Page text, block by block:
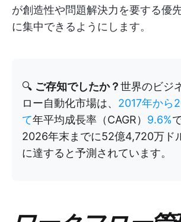
が創造性や問題解決力を要する優
に集中できるようにします。
🔍 ご存知でしたか？世界のビジ
ロー自動化市場は、 2017年から
て年平均成長率（CAGR） 9.6%
2026年末までに52億4,720万ド
に達すると予測されています。